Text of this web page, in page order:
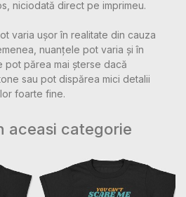
niciodată direct pe imprimeu.
varia ușor în realitate din cauza
nuanțele pot varia și în
părea mai șterse dacă
sau pot dispărea mici detalii
foarte fine.
aceasi categorie